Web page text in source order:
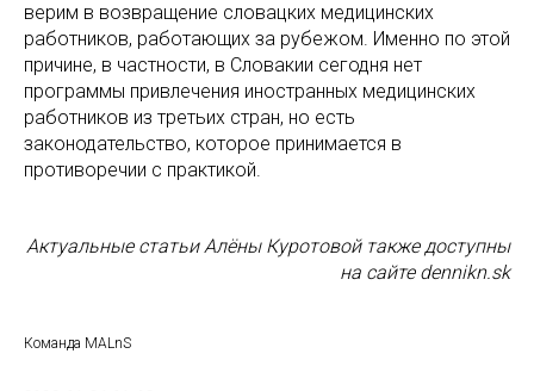
верим в возвращение словацких медицинских
работников, работающих за рубежом. Именно по этой
причине, в частности, в Словакии сегодня нет
программы привлечения иностранных медицинских
работников из третьих стран, но есть
законодательство, которое принимается в
противоречии с практикой.
Актуальные статьи Алёны Куротовой также доступны
на сайте dennikn.sk
Команда MALnS